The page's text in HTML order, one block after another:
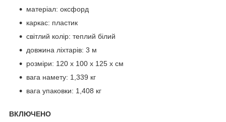
матеріал: оксфорд
каркас: пластик
світлий колір: теплий білий
довжина ліхтарів: 3 м
розміри: 120 x 100 x 125 x см
вага намету: 1,339 кг
вага упаковки: 1,408 кг
ВКЛЮЧЕНО